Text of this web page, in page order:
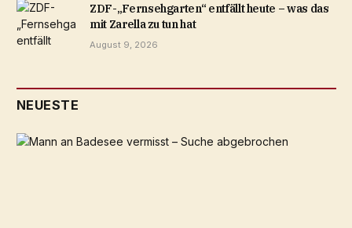
ZDF-„Fernsehgarten“ entfällt heute – was das
mit Zarella zu tun hat
August 9, 2026
NEUESTE